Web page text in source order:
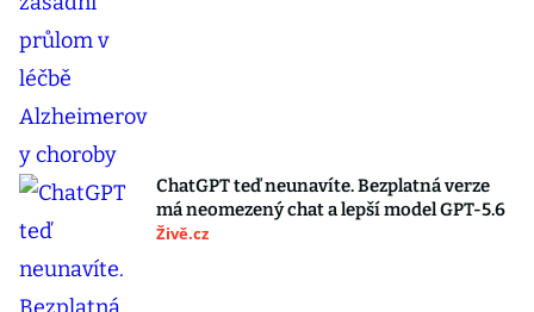
ChatGPT teď neunavíte. Bezplatná verze
má neomezený chat a lepší model GPT-5.6
Živě.cz